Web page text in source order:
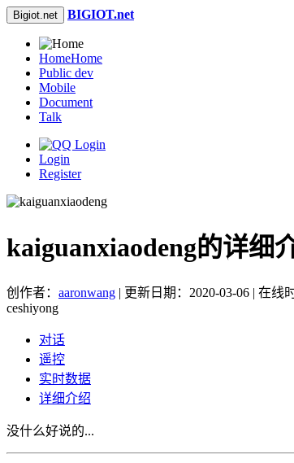
Bigiot.net BIGIOT.net
HomeHome
Public dev
Mobile
Document
Talk
Login
Register
kaiguanxiaodeng的详细
创作者： aaronwang | 更新日期：2020-03-06 | 在线
ceshiyong
对话
遥控
实时数据
详细介绍
没什么好说的...